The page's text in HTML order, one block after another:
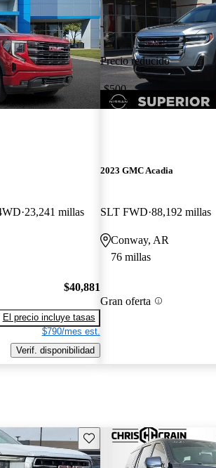
23,241 millas
$40,881
El precio incluye tasas
$790/mes est.
Verif. disponibilidad
Precio reducido
-$500
2023 GMC Acadia
SLT FWD 88,192 millas
Conway, AR
76 millas
Gran oferta
Guarda este Aviso